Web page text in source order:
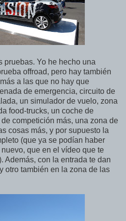
pruebas. Yo he hecho una
offroad, pero hay también
a las que no hay que
de emergencia, circuito de
un simulador de vuelo, zona
food-trucks, un coche de
competición más, una zona de
cosas más, y por supuesto la
(que ya se podían haber
que en el vídeo que te
Además, con la entrada te dan
otro también en la zona de las